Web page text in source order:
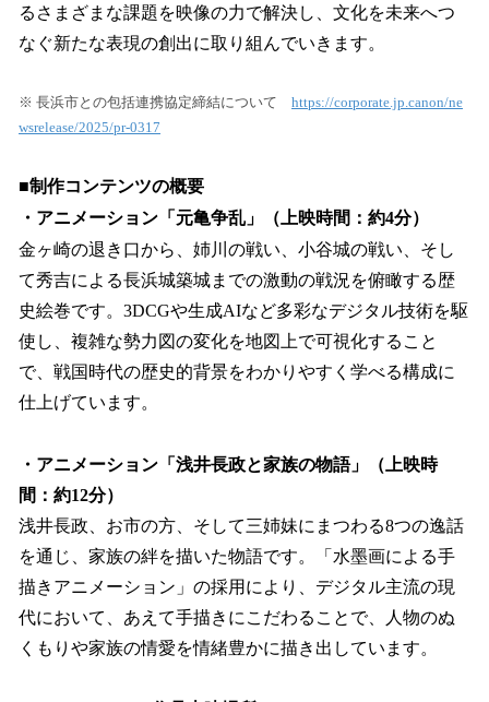
るさまざまな課題を映像の力で解決し、文化を未来へつ
なぐ新たな表現の創出に取り組んでいきます。
※ 長浜市との包括連携協定締結について https://corporate.jp.canon/ne
wsrelease/2025/pr-0317
■制作コンテンツの概要
・アニメーション「元亀争乱」（上映時間：約4分）
金ヶ崎の退き口から、姉川の戦い、小谷城の戦い、そし
て秀吉による長浜城築城までの激動の戦況を俯瞰する歴
史絵巻です。3DCGや生成AIなど多彩なデジタル技術を駆
使し、複雑な勢力図の変化を地図上で可視化すること
で、戦国時代の歴史的背景をわかりやすく学べる構成に
仕上げています。
・アニメーション「浅井長政と家族の物語」（上映時
間：約12分）
浅井長政、お市の方、そして三姉妹にまつわる8つの逸話
を通じ、家族の絆を描いた物語です。「水墨画による手
描きアニメーション」の採用により、デジタル主流の現
代において、あえて手描きにこだわることで、人物のぬ
くもりや家族の情愛を情緒豊かに描き出しています。